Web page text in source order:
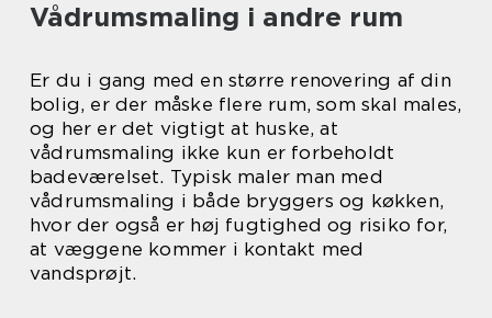
Vådrumsmaling i andre rum
Er du i gang med en større renovering af din
bolig, er der måske flere rum, som skal males,
og her er det vigtigt at huske, at
vådrumsmaling ikke kun er forbeholdt
badeværelset. Typisk maler man med
vådrumsmaling i både bryggers og køkken,
hvor der også er høj fugtighed og risiko for,
at væggene kommer i kontakt med
vandsprøjt.